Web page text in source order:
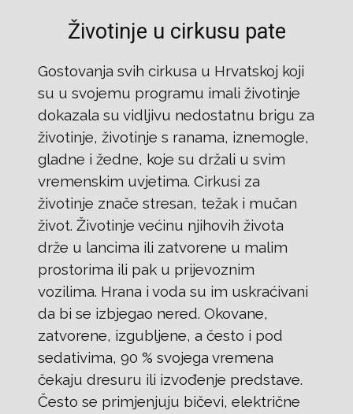
Životinje u cirkusu pate
Gostovanja svih cirkusa u Hrvatskoj koji
su u svojemu programu imali životinje
dokazala su vidljivu nedostatnu brigu za
životinje, životinje s ranama, iznemogle,
gladne i žedne, koje su držali u svim
vremenskim uvjetima. Cirkusi za
životinje znače stresan, težak i mučan
život. Životinje većinu njihovih života
drže u lancima ili zatvorene u malim
prostorima ili pak u prijevoznim
vozilima. Hrana i voda su im uskraćivani
da bi se izbjegao nered. Okovane,
zatvorene, izgubljene, a često i pod
sedativima, 90 % svojega vremena
čekaju dresuru ili izvođenje predstave.
Često se primjenjuju bičevi, električne